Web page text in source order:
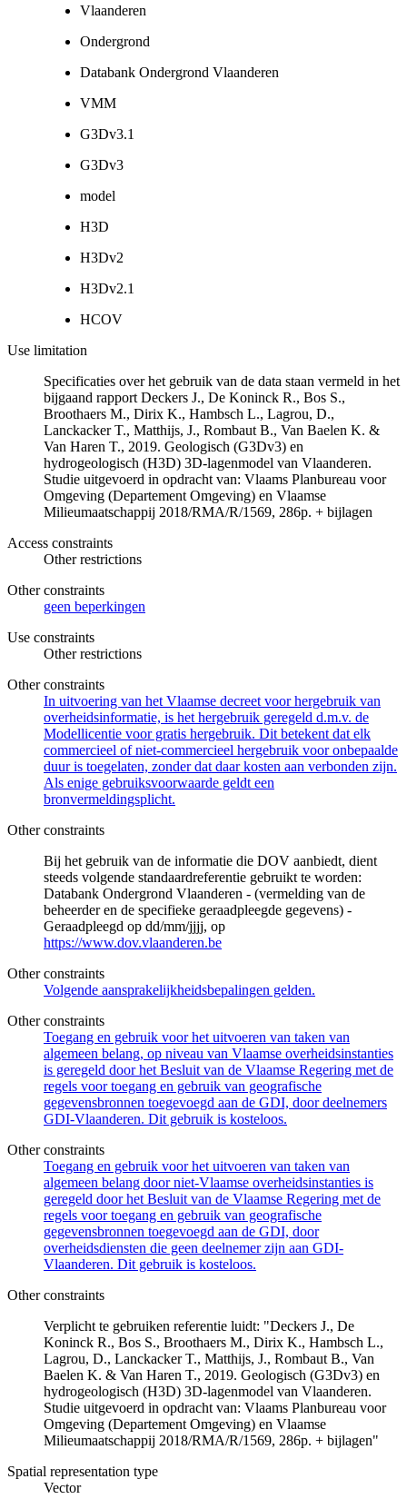
Vlaanderen
Ondergrond
Databank Ondergrond Vlaanderen
VMM
G3Dv3.1
G3Dv3
model
H3D
H3Dv2
H3Dv2.1
HCOV
Use limitation
Specificaties over het gebruik van de data staan vermeld in het
bijgaand rapport Deckers J., De Koninck R., Bos S.,
Broothaers M., Dirix K., Hambsch L., Lagrou, D.,
Lanckacker T., Matthijs, J., Rombaut B., Van Baelen K. &
Van Haren T., 2019. Geologisch (G3Dv3) en
hydrogeologisch (H3D) 3D-lagenmodel van Vlaanderen.
Studie uitgevoerd in opdracht van: Vlaams Planbureau voor
Omgeving (Departement Omgeving) en Vlaamse
Milieumaatschappij 2018/RMA/R/1569, 286p. + bijlagen
Access constraints
Other restrictions
Other constraints
geen beperkingen
Use constraints
Other restrictions
Other constraints
In uitvoering van het Vlaamse decreet voor hergebruik van
overheidsinformatie, is het hergebruik geregeld d.m.v. de
Modellicentie voor gratis hergebruik. Dit betekent dat elk
commercieel of niet-commercieel hergebruik voor onbepaalde
duur is toegelaten, zonder dat daar kosten aan verbonden zijn.
Als enige gebruiksvoorwaarde geldt een
bronvermeldingsplicht.
Other constraints
Bij het gebruik van de informatie die DOV aanbiedt, dient
steeds volgende standaardreferentie gebruikt te worden:
Databank Ondergrond Vlaanderen - (vermelding van de
beheerder en de specifieke geraadpleegde gegevens) -
Geraadpleegd op dd/mm/jjjj, op
https://www.dov.vlaanderen.be
Other constraints
Volgende aansprakelijkheidsbepalingen gelden.
Other constraints
Toegang en gebruik voor het uitvoeren van taken van
algemeen belang, op niveau van Vlaamse overheidsinstanties
is geregeld door het Besluit van de Vlaamse Regering met de
regels voor toegang en gebruik van geografische
gegevensbronnen toegevoegd aan de GDI, door deelnemers
GDI-Vlaanderen. Dit gebruik is kosteloos.
Other constraints
Toegang en gebruik voor het uitvoeren van taken van
algemeen belang door niet-Vlaamse overheidsinstanties is
geregeld door het Besluit van de Vlaamse Regering met de
regels voor toegang en gebruik van geografische
gegevensbronnen toegevoegd aan de GDI, door
overheidsdiensten die geen deelnemer zijn aan GDI-
Vlaanderen. Dit gebruik is kosteloos.
Other constraints
Verplicht te gebruiken referentie luidt: "Deckers J., De
Koninck R., Bos S., Broothaers M., Dirix K., Hambsch L.,
Lagrou, D., Lanckacker T., Matthijs, J., Rombaut B., Van
Baelen K. & Van Haren T., 2019. Geologisch (G3Dv3) en
hydrogeologisch (H3D) 3D-lagenmodel van Vlaanderen.
Studie uitgevoerd in opdracht van: Vlaams Planbureau voor
Omgeving (Departement Omgeving) en Vlaamse
Milieumaatschappij 2018/RMA/R/1569, 286p. + bijlagen"
Spatial representation type
Vector